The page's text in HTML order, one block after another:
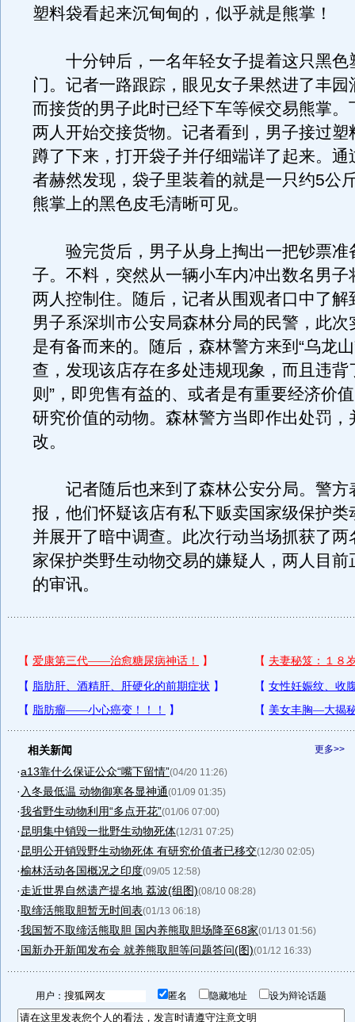
塑料袋看起来沉甸甸的，似乎就是熊掌！
十分钟后，一名年轻女子提着这只黑色
门。记者一路跟踪，眼见女子果然进了丰园
而接货的男子此时已经下车等候交易熊掌。
两人开始交接货物。记者看到，男子接过塑
蹲了下来，打开袋子并仔细端详了起来。通
者赫然发现，袋子里装着的就是一只约5公
熊掌上的黑色皮毛清晰可见。
验完货后，男子从身上掏出一把钞票准
子。不料，突然从一辆小车内冲出数名男子
两人控制住。随后，记者从围观者口中了解
男子系深圳市公安局森林分局的民警，此次
是有备而来的。随后，森林警方来到“乌龙
查，发现该店存在多处违规现象，而且违背
则”，即兜售有益的、或者是有重要经济价
研究价值的动物。森林警方当即作出处罚，
改。
记者随后也来到了森林公安分局。警方
报，他们怀疑该店有私下贩卖国家级保护类
并展开了暗中调查。此次行动当场抓获了两
家保护类野生动物交易的嫌疑人，两人目前
的审讯。
更多>>
相关新闻
·a13靠什么保证公众“嘴下留情”(04/20 11:26)
· 入冬最低温 动物御寒各显神通(01/09 01:35)
·我省野生动物利用“多点开花”(01/06 07:00)
·昆明集中销毁一批野生动物死体(12/31 07:25)
·昆明公开销毁野生动物死体 有研究价值者已移交(12/30 02:05)
·榆林活动各国概况之印度(09/05 12:58)
·走近世界自然遗产提名地 荔波(组图)(08/10 08:28)
·取缔活熊取胆暂无时间表(01/13 06:18)
·我国暂不取缔活熊取胆 国内养熊取胆场降至68家(01/13 01:56)
·国新办开新闻发布会 就养熊取胆等问题答问(图)(01/12 16:33)
用户： 匿名 隐藏地址 设为辩论话题